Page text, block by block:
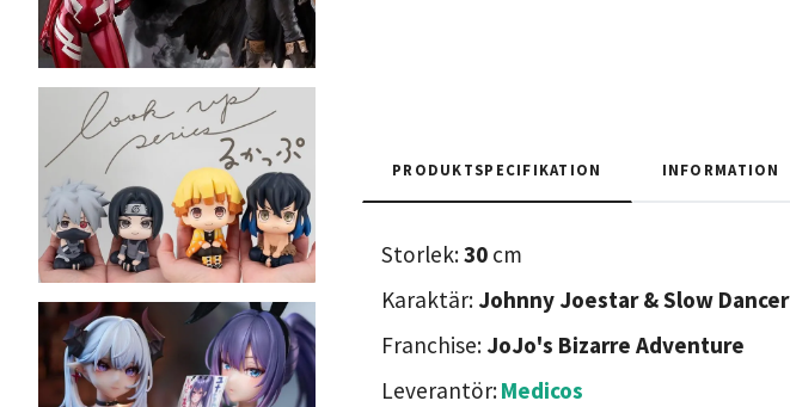
PRODUKTSPECIFIKATION INFORMATION
Storlek:30 cm
Karaktär: Johnny Joestar & Slow Dancer
Franchise: JoJo's Bizarre Adventure
Leverantör:Medicos